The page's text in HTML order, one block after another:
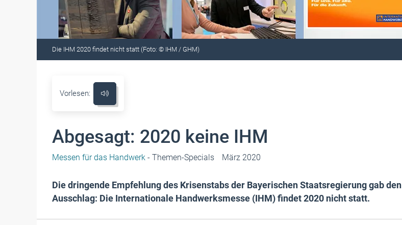
Die IHM 2020 findet nicht statt (Foto: © IHM / GHM)
Vorlesen:
Abgesagt: 2020 keine IHM
Messen für das Handwerk - Themen-Specials März 2020
Die dringende Empfehlung des Krisenstabs der Bayerischen Staatsregierung gab den
Ausschlag: Die Internationale Handwerksmesse (IHM) findet 2020 nicht statt.